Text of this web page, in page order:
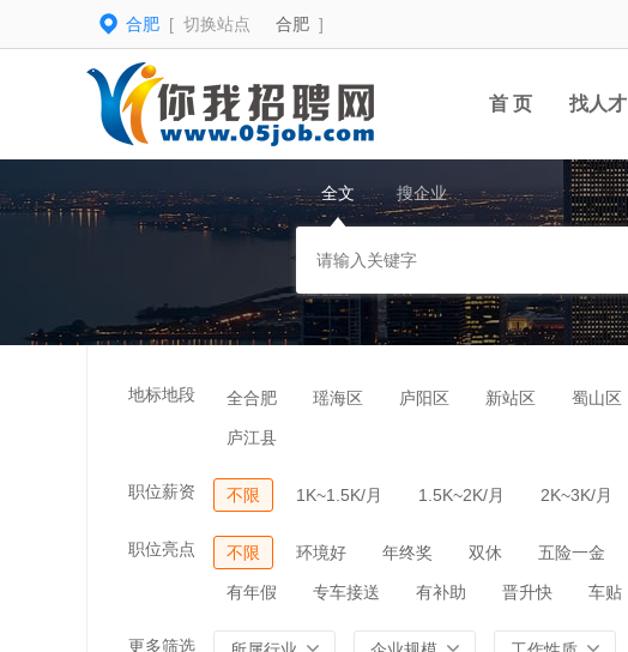
合肥 [ 切换站点 合肥 ]
首 页 找人才
全文 搜企业
地标地段 全合肥 瑶海区 庐阳区 新站区 蜀山区
庐江县
职位薪资 不限 1K~1.5K/月 1.5K~2K/月 2K~3K/月
职位亮点 不限 环境好 年终奖 双休 五险一金
有年假 专车接送 有补助 晋升快 车贴
更多筛选